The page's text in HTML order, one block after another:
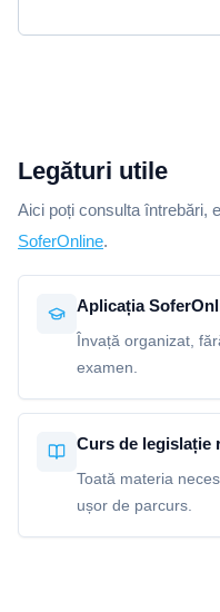
Legături utile
Aici poți consulta întrebări,
SoferOnline.
Aplicația
Învață organizat,
examen.
Curs de legislație
Toată materia
ușor de parcurs.